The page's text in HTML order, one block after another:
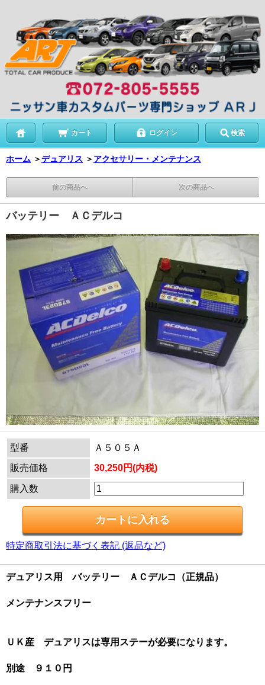
カート ログイン 検索
ホーム ＞デュアリス ＞ アクセサリー・メンテナンス
前の商品へ 次の商品へ
バッテリー ＡＣデルコ
型番
Ａ５０５Ａ
販売価格
30,250円(内税)
購入数
特定商取引法に基づく表記 (返品など)
デュアリス用 バッテリー ＡＣデルコ（正規品）
メンテナンスフリー
ＵＫ産 デュアリスは専用ステーが必要になります。
別途 ９１０円